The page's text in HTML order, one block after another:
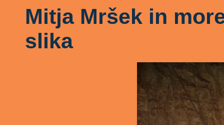
Mitja Mršek in
slika